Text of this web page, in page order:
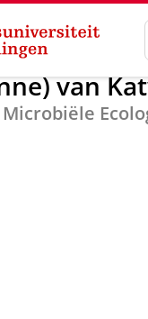
Y.M. (Yvonne) van
van